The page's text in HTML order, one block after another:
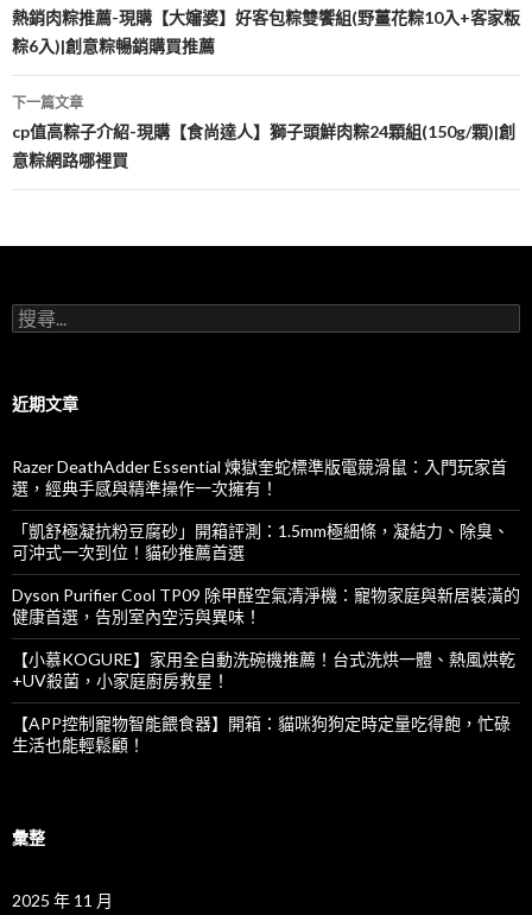
章
導
覽
熱銷肉粽推薦-現購【大嬸婆】好客包粽雙饗組(野薑花粽10入+客家粄
粽6入)|創意粽暢銷購買推薦
下一篇文章
cp值高粽子介紹-現購【食尚達人】獅子頭鮮肉粽24顆組(150g/顆)|創
意粽網路哪裡買
搜
尋
字:
近期文章
Razer DeathAdder Essential 煉獄奎蛇標準版電競滑鼠：入門玩家首
選，經典手感與精準操作一次擁有！
「凱舒極凝抗粉豆腐砂」開箱評測：1.5mm極細條，凝結力、除臭、
可沖式一次到位！貓砂推薦首選
Dyson Purifier Cool TP09 除甲醛空氣清淨機：寵物家庭與新居裝潢的
健康首選，告別室內空污與異味！
【小慕KOGURE】家用全自動洗碗機推薦！台式洗烘一體、熱風烘乾
+UV殺菌，小家庭廚房救星！
【APP控制寵物智能餵食器】開箱：貓咪狗狗定時定量吃得飽，忙碌
生活也能輕鬆顧！
彙整
2025 年 11 月